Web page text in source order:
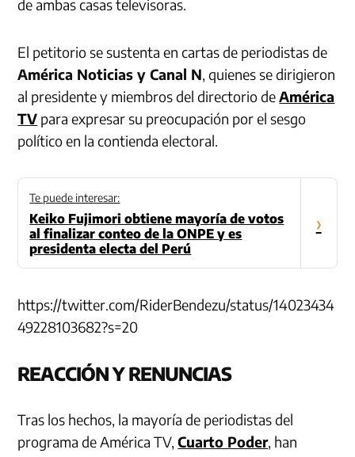
de ambas casas televisoras.
El petitorio se sustenta en cartas de periodistas de
América Noticias y Canal N, quienes se dirigieron
al presidente y miembros del directorio deAmérica
TV para expresar su preocupación por el sesgo
político en la contienda electoral.
Te puede interesar:
Keiko Fujimori obtiene mayoría de votos
al finalizar conteo de la ONPE y es
presidenta electa del Perú
›
https://twitter.com/RiderBendezu/status/14023434
49228103682?s=20
REACCIÓN Y RENUNCIAS
Tras los hechos, la mayoría de periodistas del
programa de América TV,Cuarto Poder, han